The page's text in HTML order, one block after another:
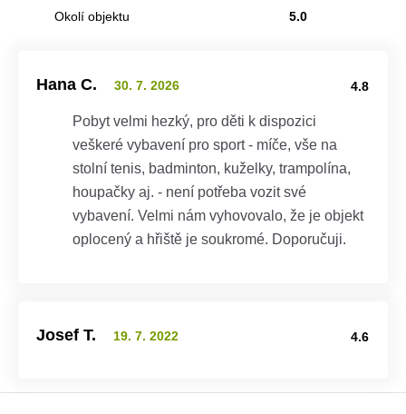
Okolí objektu 5.0
4.8
Hana C. 30. 7. 2026
Pobyt velmi hezký, pro děti k dispozici
veškeré vybavení pro sport - míče, vše na
stolní tenis, badminton, kuželky, trampolína,
houpačky aj. - není potřeba vozit své
vybavení. Velmi nám vyhovovalo, že je objekt
oplocený a hřiště je soukromé. Doporučuji.
4.6
Josef T. 19. 7. 2022